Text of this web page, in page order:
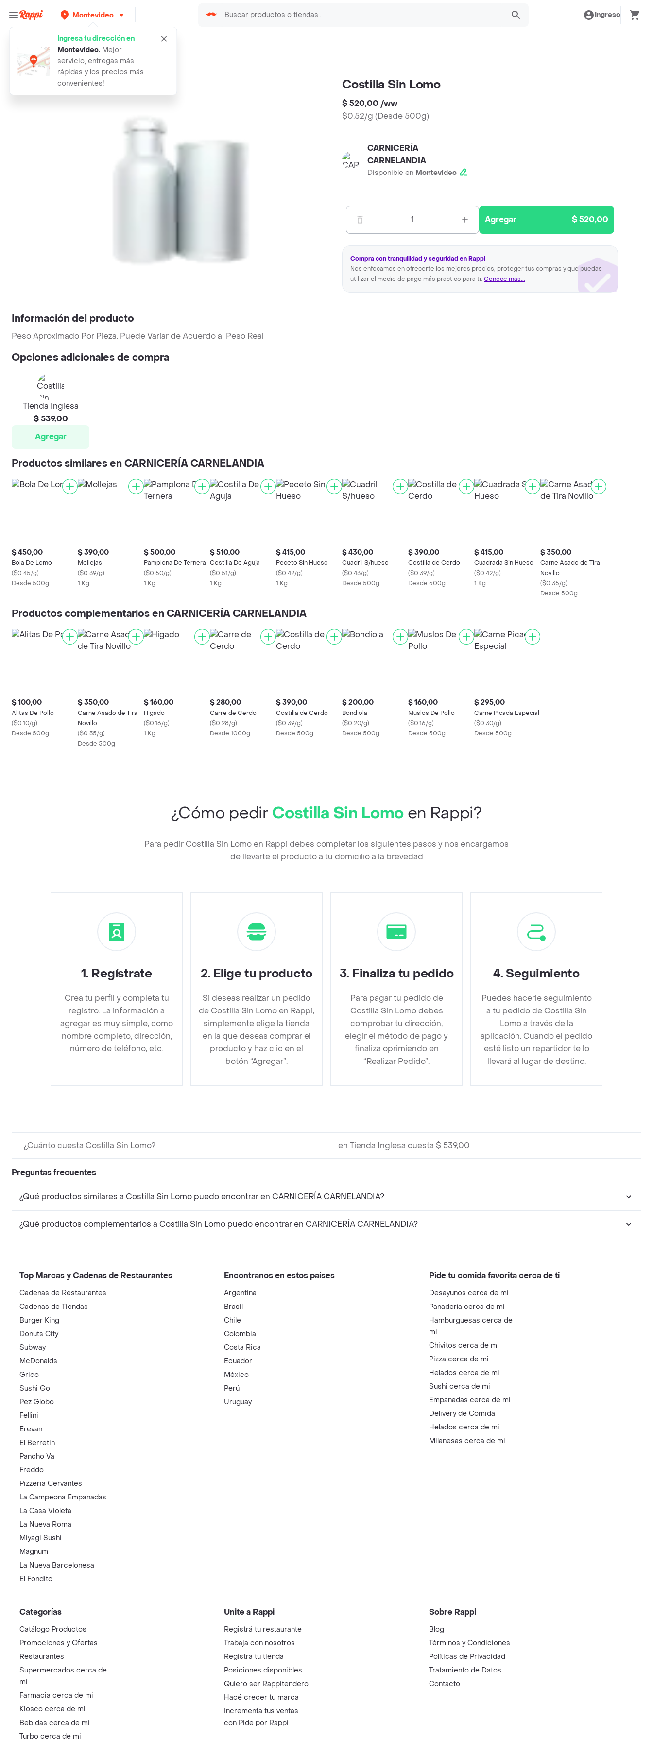
Montevideo
Ingresa tu dirección en
Montevideo. Mejor
servicio, entregas más
rápidas y los precios más
convenientes!
Ingreso
Búsquedas relacionadas:Res
Rappi costilla sin lomo
Costilla Sin Lomo
$ 520,00 /ww
$0.52/g (Desde 500g)
CARNICERÍA
CARNELANDIA
Disponible en Montevideo
1 Agregar $ 520,00
Compra con tranquilidad y seguridad en Rappi
Nos enfocamos en ofrecerte los mejores precios, proteger tus compras y que puedas
utilizar el medio de pago más practico para ti. Conoce más...
Información del producto
Peso Aproximado Por Pieza. Puede Variar de Acuerdo al Peso Real
Opciones adicionales de compra
Tienda Inglesa
$ 539,00
Agregar
Productos similares en CARNICERÍA CARNELANDIA
$ 450,00
Bola De Lomo
($0.45/g)
Desde 500g
$ 390,00
Mollejas
($0.39/g)
1 Kg
$ 500,00
Pamplona De Ternera
($0.50/g)
1 Kg
$ 510,00
Costilla De Aguja
($0.51/g)
1 Kg
$ 415,00
Peceto Sin Hueso
($0.42/g)
1 Kg
$ 430,00
Cuadril S/hueso
($0.43/g)
Desde 500g
$ 390,00
Costilla de Cerdo
($0.39/g)
Desde 500g
$ 415,00
Cuadrada Sin Hueso
($0.42/g)
1 Kg
$ 350,00
Carne Asado de Tira
Novillo
($0.35/g)
Desde 500g
Productos complementarios en CARNICERÍA CARNELANDIA
$ 100,00
Alitas De Pollo
($0.10/g)
Desde 500g
$ 350,00
Carne Asado de Tira
Novillo
($0.35/g)
Desde 500g
$ 160,00
Higado
($0.16/g)
1 Kg
$ 280,00
Carre de Cerdo
($0.28/g)
Desde 1000g
$ 390,00
Costilla de Cerdo
($0.39/g)
Desde 500g
$ 200,00
Bondiola
($0.20/g)
Desde 500g
$ 160,00
Muslos De Pollo
($0.16/g)
Desde 500g
$ 295,00
Carne Picada Especial
($0.30/g)
Desde 500g
¿Cómo pedir Costilla Sin Lomoen Rappi?
Para pedir Costilla Sin Lomo en Rappi debes completar los siguientes pasos y nos encargamos
de llevarte el producto a tu domicilio a la brevedad
1. Regístrate
Crea tu perfil y completa tu
registro. La información a
agregar es muy simple, como
nombre completo, dirección,
número de teléfono, etc.
2. Elige tu producto
Si deseas realizar un pedido
de Costilla Sin Lomo en Rappi,
simplemente elige la tienda
en la que deseas comprar el
producto y haz clic en el
botón “Agregar”.
3. Finaliza tu pedido
Para pagar tu pedido de
Costilla Sin Lomo debes
comprobar tu dirección,
elegir el método de pago y
finaliza oprimiendo en
“Realizar Pedido”.
4. Seguimiento
Puedes hacerle seguimiento
a tu pedido de Costilla Sin
Lomo a través de la
aplicación. Cuando el pedido
esté listo un repartidor te lo
llevará al lugar de destino.
¿Cuánto cuesta Costilla Sin Lomo? en Tienda Inglesa cuesta $ 539,00
Preguntas frecuentes
¿Qué productos similares a Costilla Sin Lomo puedo encontrar en CARNICERÍA CARNELANDIA?
¿Qué productos complementarios a Costilla Sin Lomo puedo encontrar en CARNICERÍA CARNELANDIA?
Top Marcas y Cadenas de Restaurantes
Cadenas de Restaurantes
Cadenas de Tiendas
Burger King
Donuts City
Subway
McDonalds
Grido
Sushi Go
Pez Globo
Fellini
Erevan
El Berretin
Pancho Va
Freddo
Pizzeria Cervantes
La Campeona Empanadas
La Casa Violeta
La Nueva Roma
Miyagi Sushi
Magnum
La Nueva Barcelonesa
El Fondito
Encontranos en estos países
Argentina
Brasil
Chile
Colombia
Costa Rica
Ecuador
México
Perú
Uruguay
Pide tu comida favorita cerca de ti
Desayunos cerca de mi
Panadería cerca de mi
Hamburguesas cerca de
mi
Chivitos cerca de mi
Pizza cerca de mi
Helados cerca de mi
Sushi cerca de mi
Empanadas cerca de mi
Delivery de Comida
Helados cerca de mi
Milanesas cerca de mi
Categorías
Catálogo Productos
Promociones y Ofertas
Restaurantes
Supermercados cerca de
mi
Farmacia cerca de mi
Kiosco cerca de mi
Bebidas cerca de mi
Turbo cerca de mi
Unite a Rappi
Registrá tu restaurante
Trabaja con nosotros
Registra tu tienda
Posiciones disponibles
Quiero ser Rappitendero
Hacé crecer tu marca
Incrementa tus ventas
con Pide por Rappi
Sobre Rappi
Blog
Términos y Condiciones
Políticas de Privacidad
Tratamiento de Datos
Contacto